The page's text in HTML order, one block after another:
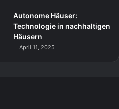
Autonome Häuser:
Technologie in nachhaltigen
Häusern
April 11, 2025